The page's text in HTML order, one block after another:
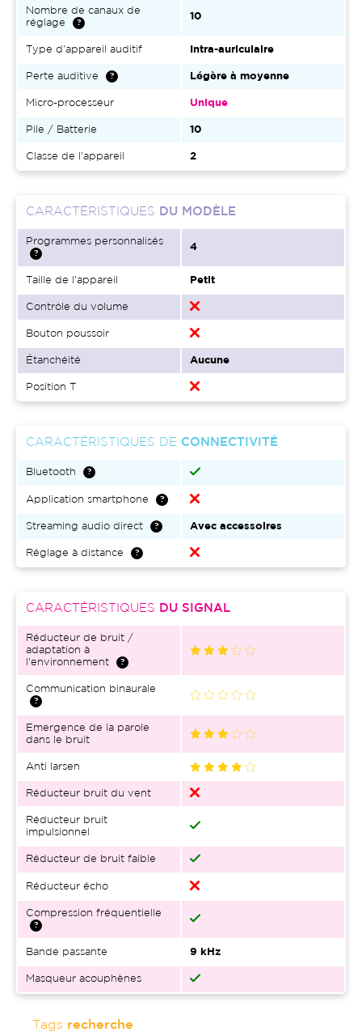
Nombre de canaux de
réglage
10
Type d'appareil auditif Intra-auriculaire
Perte auditive Légère à moyenne
Micro-processeur Unique
Pile / Batterie 10
Classe de l'appareil 2
CARACTÉRISTIQUES DU MODÈLE
Programmes personnalisés
4
Taille de l'appareil Petit
Contrôle du volume
Bouton poussoir
Étanchéité Aucune
Position T
CARACTÉRISTIQUES DE CONNECTIVITÉ
Bluetooth
Application smartphone
Streaming audio direct Avec accessoires
Réglage à distance
CARACTÉRISTIQUES DU SIGNAL
Réducteur de bruit /
adaptation à
l'environnement
Communication binaurale
Emergence de la parole
dans le bruit
Anti larsen
Réducteur bruit du vent
Réducteur bruit
impulsionnel
Réducteur de bruit faible
Réducteur écho
Compression fréquentielle
Bande passante 9 kHz
Masqueur acouphènes
Tags recherche